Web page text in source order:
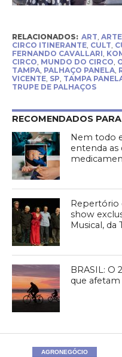
RELACIONADOS: ART ARTE,
CIRCO ITINERANTE, CULT
FERNANDO CAVALLARI
CIRCO MUNDO DO CIRCO
TAMPA, PALHAÇO PANELA,
VICENTE, SP TAMPA
TRUPE DE PALHAÇOS
RECOMENDADOS
Nem todo
entenda as
Repertório
show
Musical, da
BRASIL: O
que
AGRONEGÓCIO